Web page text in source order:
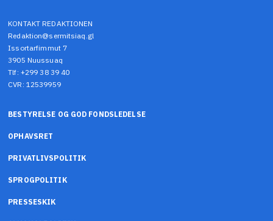
KONTAKT REDAKTIONEN
Redaktion@sermitsiaq.gl
Issortarfimmut 7
3905 Nuussuaq
Tlf: +299 38 39 40
CVR: 12539959
BESTYRELSE OG GOD FONDSLEDELSE
OPHAVSRET
PRIVATLIVSPOLITIK
SPROGPOLITIK
PRESSESKIK